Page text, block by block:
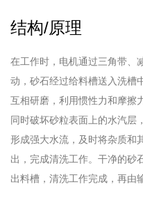
结构/原理
在工作时，电机通过三角带、
动，砂石经过给料槽送入洗槽
互相研磨，利用惯性力和摩擦
同时破坏砂粒表面上的水汽层
形成强大水流，及时将杂质和
出，完成清洗工作。干净的砂
出料槽，清洗工作完成，再由